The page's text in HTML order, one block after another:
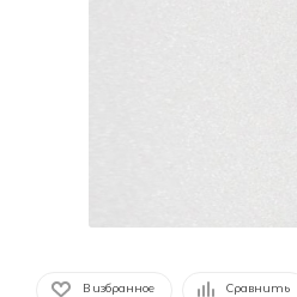
В избранное Сравнить